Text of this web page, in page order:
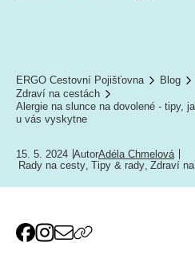
ERGO Cestovní Pojišťovna Blog
Zdraví na cestách
Alergie na slunce na dovolené - tipy,
u vás vyskytne
15. 5. 2024 AutorAdéla Chmelová
Rady na cesty, Tipy & rady, Zdraví